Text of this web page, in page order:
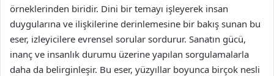
örneklerinden biridir. Dini bir temayı işleyerek insan
duygularına ve ilişkilerine derinlemesine bir bakış sunan bu
eser, izleyicilere evrensel sorular sordurur. Sanatın gücü,
inanç ve insanlık durumu üzerine yapılan sorgulamalarla
daha da belirginleşir. Bu eser, yüzyıllar boyunca birçok nesli